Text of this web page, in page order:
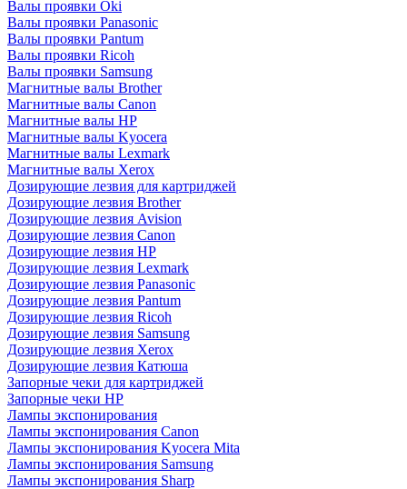
Валы проявки Oki
Валы проявки Panasonic
Валы проявки Pantum
Валы проявки Ricoh
Валы проявки Samsung
Магнитные валы Brother
Магнитные валы Canon
Магнитные валы HP
Магнитные валы Kyocera
Магнитные валы Lexmark
Магнитные валы Xerox
Дозирующие лезвия для картриджей
Дозирующие лезвия Brother
Дозирующие лезвия Avision
Дозирующие лезвия Canon
Дозирующие лезвия HP
Дозирующие лезвия Lexmark
Дозирующие лезвия Panasonic
Дозирующие лезвия Pantum
Дозирующие лезвия Ricoh
Дозирующие лезвия Samsung
Дозирующие лезвия Xerox
Дозирующие лезвия Катюша
Запорные чеки для картриджей
Запорные чеки HP
Лампы экспонирования
Лампы экспонирования Canon
Лампы экспонирования Kyocera Mita
Лампы экспонирования Samsung
Лампы экспонирования Sharp